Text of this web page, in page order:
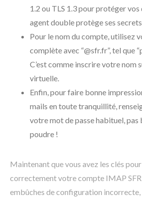
1.2 ou TLS 1.3 pour protéger vos
agent double protège ses
Pour le nom du compte, utilisez
complète avec “@sfr.fr”, tel que
C’est comme inscrire votre nom
virtuelle.
Enfin, pour faire bonne
mails en toute tranquillité,
votre mot de passe habituel, pas
poudre !
Maintenant que vous avez les clés
correctement votre compte IMAP
embûches de configuration incorrecte,